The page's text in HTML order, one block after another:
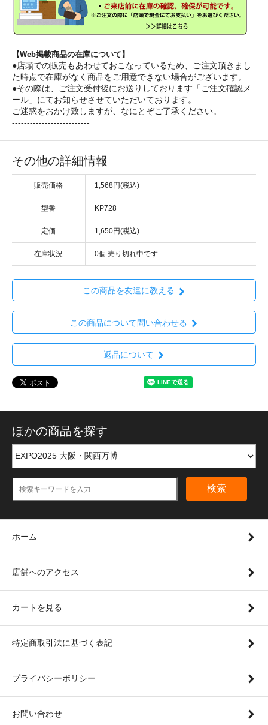
【Web掲載商品の在庫について】
●店頭での販売もあわせておこなっているため、ご注文頂きまし
た時点で在庫がなく商品をご用意できない場合がございます。
●その際は、ご注文受付後にお送りしております「ご注文確認メ
ール」にてお知らせさせていただいております。
ご迷惑をおかけ致しますが、なにとぞご了承ください。
--------------------------
その他の詳細情報
販売価格 1,568円(税込)
型番 KP728
定価 1,650円(税込)
在庫状況 0個 売り切れ中です
この商品を友達に教える
この商品について問い合わせる
返品について
ほかの商品を探す
検索
ホーム
店舗へのアクセス
カートを見る
特定商取引法に基づく表記
プライバシーポリシー
お問い合わせ